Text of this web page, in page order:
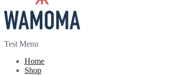
Test Menu
Home
Shop